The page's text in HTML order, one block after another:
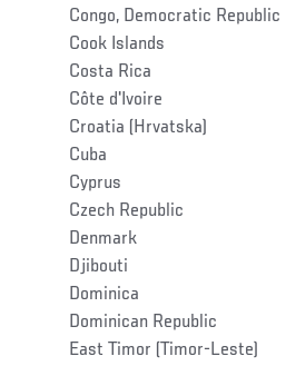
Congo, Democratic Republic
Cook Islands
Costa Rica
Côte d'Ivoire
Croatia (Hrvatska)
Cuba
Cyprus
Czech Republic
Denmark
Djibouti
Dominica
Dominican Republic
East Timor (Timor-Leste)